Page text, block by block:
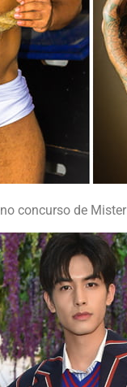
concurso de